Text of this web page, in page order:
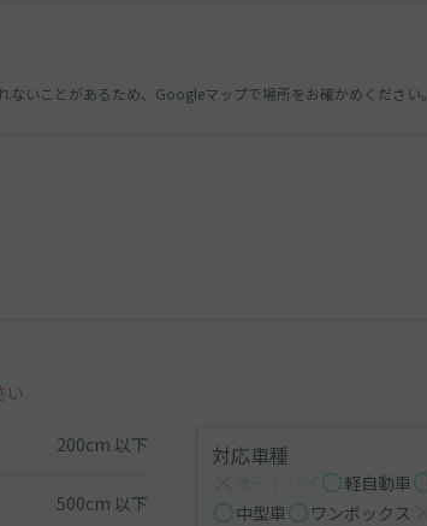
いことがあるため、Googleマップで場所をお確かめください。
い
200cm 以下
500cm 以下
対応車種
軽自動車
中型車
ワンボックス